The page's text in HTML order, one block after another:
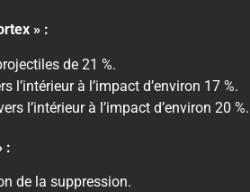
» :
de 21 %.
à l’impact d’environ 17 %.
l’intérieur à l’impact d’environ 20 %.
:
de la suppression.